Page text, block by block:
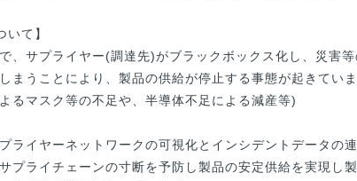
いて】
、サプライヤー(調達先)がブラックボックス化し、災害
まうことにより、製品の供給が停止する事態が起きてい
るマスク等の不足や、半導体不足による減産等)
ライヤーネットワークの可視化とインシデントデータの
プライチェーンの寸断を予防し製品の安定供給を実現し